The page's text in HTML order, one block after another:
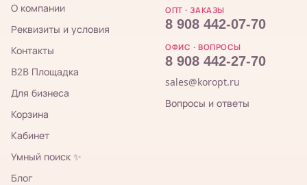
О компании
Реквизиты и условия
Контакты
B2B Площадка
Для бизнеса
Корзина
Кабинет
Умный поиск ✨
Блог
ОПТ · ЗАКАЗЫ
8 908 442-07-70
ОФИС · ВОПРОСЫ
8 908 442-27-70
sales@koropt.ru
Вопросы и ответы